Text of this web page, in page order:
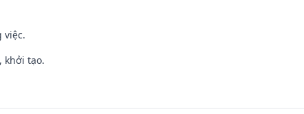
việc.
khởi tạo.